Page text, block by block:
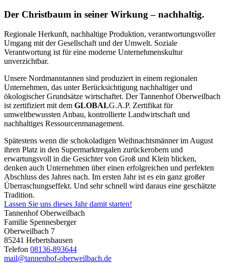
Der Christbaum in seiner Wirkung – nachhaltig.
Regionale Herkunft, nachhaltige Produktion, verantwortungsvoller
Umgang mit der Gesellschaft und der Umwelt. Soziale
Verantwortung ist für eine moderne Unternehmenskultur
unverzichtbar.
Unsere Nordmanntannen sind produziert in einem regionalen
Unternehmen, das unter Berücksichtigung nachhaltiger und
ökologischer Grundsätze wirtschaftet. Der Tannenhof Oberweilbach
ist zertifiziert mit dem GLOBALG.A.P. Zertifikat für
umweltbewussten Anbau, kontrollierte Landwirtschaft und
nachhaltiges Ressourcenmanagement.
Spätestens wenn die schokoladigen Weihnachtsmänner im August
ihren Platz in den Supermarktregalen zurückerobern und
erwartungsvoll in die Gesichter von Groß und Klein blicken,
denken auch Unternehmen über einen erfolgreichen und perfekten
Abschluss des Jahres nach. Im ersten Jahr ist es ein ganz großer
Überraschungseffekt. Und sehr schnell wird daraus eine geschätzte
Tradition.
Lassen Sie uns dieses Jahr damit starten!
Tannenhof Oberweilbach
Familie Spennesberger
Oberweilbach 7
85241 Hebertshausen
Telefon 08136-893644
mail@tannenhof-oberweilbach.de